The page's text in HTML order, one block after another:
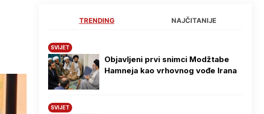
TRENDING NAJČITANIJE
SVIJET
Objavljeni prvi snimci Modžtabe
Hamneja kao vrhovnog vođe Irana
SVIJET